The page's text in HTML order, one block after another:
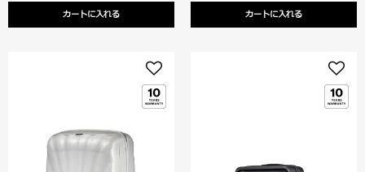
カートに入れる カートに入れる